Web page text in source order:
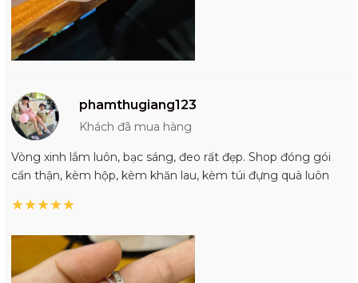
phamthugiang123
Khách đã mua hàng
Vòng xinh lắm luôn, bạc sáng, đeo rất đẹp. Shop đóng gói
cẩn thận, kèm hộp, kèm khăn lau, kèm túi đựng quà luôn
★★★★★